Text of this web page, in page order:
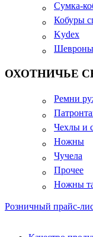
Сумка-
Кобуры
Kydex
Шевроны
ОХОТНИЧЬЕ
Ремни
Чехлы и
Ножны
Чучела
Прочее
Ножны
Розничный прайс-